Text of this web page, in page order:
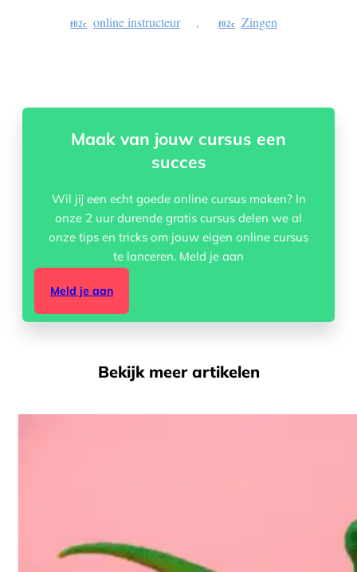
online instructeur , Zingen
Maak van jouw cursus een
succes
Wil jij een echt goede online cursus maken? In
onze 2 uur durende gratis cursus delen we al
onze tips en tricks om jouw eigen online cursus
te lanceren. Meld je aan
Meld je aan
Bekijk meer artikelen